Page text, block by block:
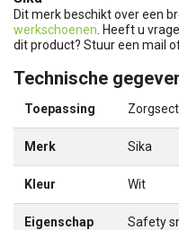
Dit merk beschikt over een
werkschoenen . Heeft u
dit product? Stuur een mail
Technische
Toepassing
Merk Sika
Kleur Wit
Eigenschap Safety